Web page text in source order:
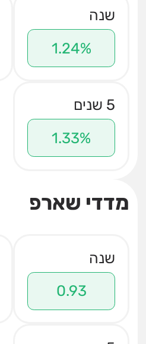
שנה
1.24%
5 שנים
1.33%
מדדי שארפ
שנה
0.93